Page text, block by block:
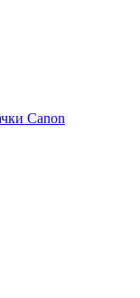
Canon